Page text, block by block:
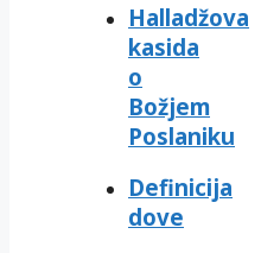
Halladžova
kasida
o
Božjem
Poslaniku
Definicija
dove